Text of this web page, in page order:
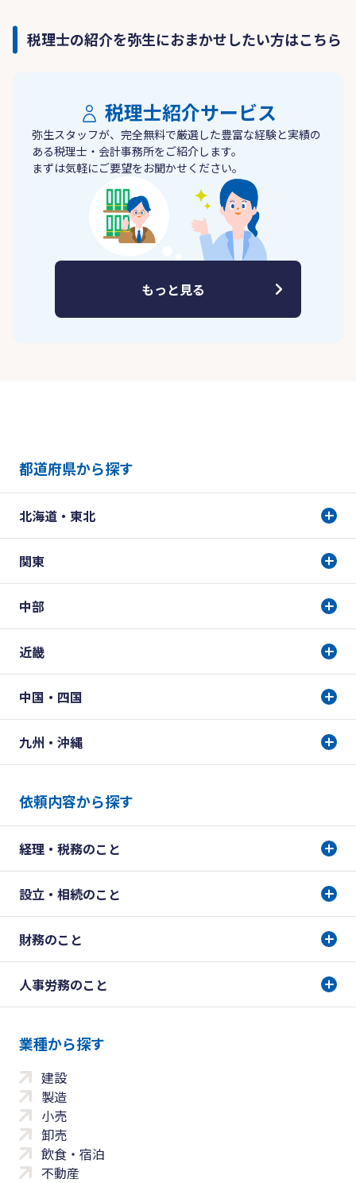
税理士の紹介を弥生におまかせしたい方はこちら
税理士紹介サービス
弥生スタッフが、完全無料で厳選した豊富な経験と実績の
ある税理士・会計事務所をご紹介します。
まずは気軽にご要望をお聞かせください。
もっと見る
都道府県から探す
北海道・東北
関東
中部
近畿
中国・四国
九州・沖縄
依頼内容から探す
経理・税務のこと
設立・相続のこと
財務のこと
人事労務のこと
業種から探す
建設
製造
小売
卸売
飲食・宿泊
不動産